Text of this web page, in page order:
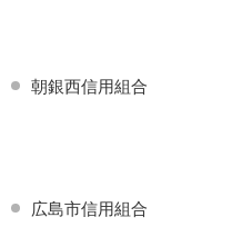
朝銀西信用組合
広島市信用組合